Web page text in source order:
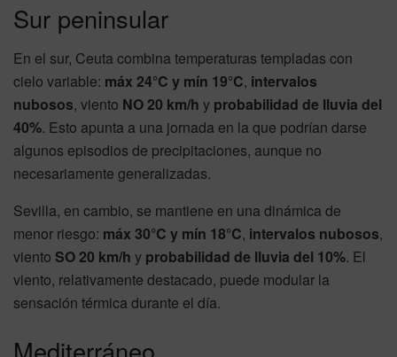
Sur peninsular
En el sur, Ceuta combina temperaturas templadas con
cielo variable: máx 24°C y mín 19°C, intervalos
nubosos, viento NO 20 km/h y probabilidad de lluvia del
40%. Esto apunta a una jornada en la que podrían darse
algunos episodios de precipitaciones, aunque no
necesariamente generalizadas.
Sevilla, en cambio, se mantiene en una dinámica de
menor riesgo: máx 30°C y mín 18°C, intervalos nubosos,
viento SO 20 km/h y probabilidad de lluvia del 10%. El
viento, relativamente destacado, puede modular la
sensación térmica durante el día.
Mediterráneo